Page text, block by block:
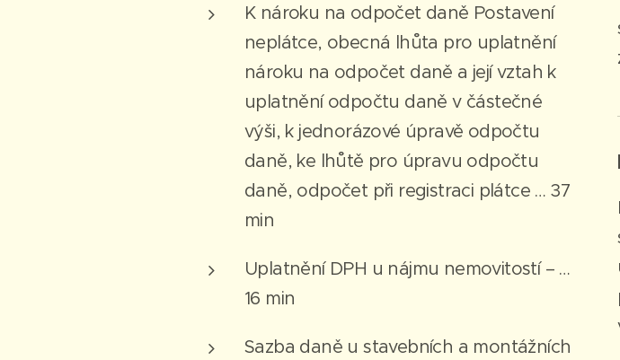
K nároku na odpočet daně Postavení
neplátce, obecná lhůta pro uplatnění
nároku na odpočet daně a její vztah k
uplatnění odpočtu daně v částečné
výši, k jednorázové úpravě odpočtu
daně, ke lhůtě pro úpravu odpočtu
daně, odpočet při registraci plátce … 37
min
Uplatnění DPH u nájmu nemovitostí – …
16 min
Sazba daně u stavebních a montážních